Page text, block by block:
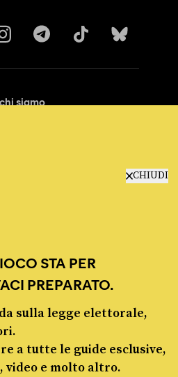
CHIUDI
STA PER
PREPARATO.
sulla legge elettorale,
a tutte le guide esclusive,
e molto altro.
chi siamo
Politica 2012 - 2026
presso il Tribunale di Milano, n. 55 del 8
ISSN 2974-9387